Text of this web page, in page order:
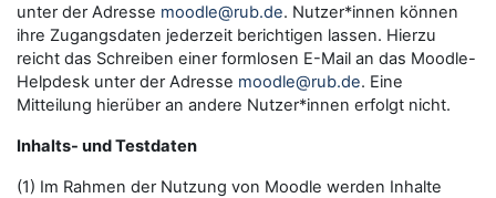
unter der Adresse moodle@rub.de. Nutzer*innen können
ihre Zugangsdaten jederzeit berichtigen lassen. Hierzu
reicht das Schreiben einer formlosen E-Mail an das Moodle-
Helpdesk unter der Adresse moodle@rub.de. Eine
Mitteilung hierüber an andere Nutzer*innen erfolgt nicht.
Inhalts- und Testdaten
(1) Im Rahmen der Nutzung von Moodle werden Inhalte